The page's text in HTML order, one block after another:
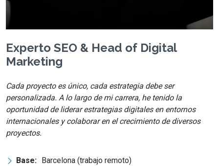
Experto SEO & Head of Digital
Marketing
Cada proyecto es único, cada estrategia debe ser
personalizada. A lo largo de mi carrera, he tenido la
oportunidad de liderar estrategias digitales en entornos
internacionales y colaborar en el crecimiento de diversos
proyectos.
Base: Barcelona (trabajo remoto)